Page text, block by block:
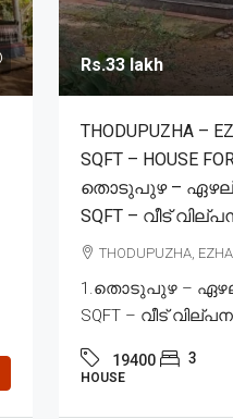
Rs.33 lakh
THODUPUZHA –
SQFT – HOUSE
തൊടുപുഴ –
SQFT – വീട്
THODUPUZHA,
1.തൊടുപുഴ –
SQFT – വീട്
19400 3
HOUSE